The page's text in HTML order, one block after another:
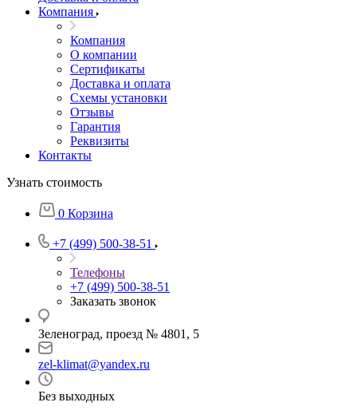
Компания
Компания
О компании
Сертификаты
Доставка и оплата
Схемы установки
Отзывы
Гарантия
Реквизиты
Контакты
Узнать стоимость
0 Корзина
+7 (499) 500-38-51
Телефоны
+7 (499) 500-38-51
Заказать звонок
Зеленоград, проезд № 4801, 5
zel-klimat@yandex.ru
Без выходных